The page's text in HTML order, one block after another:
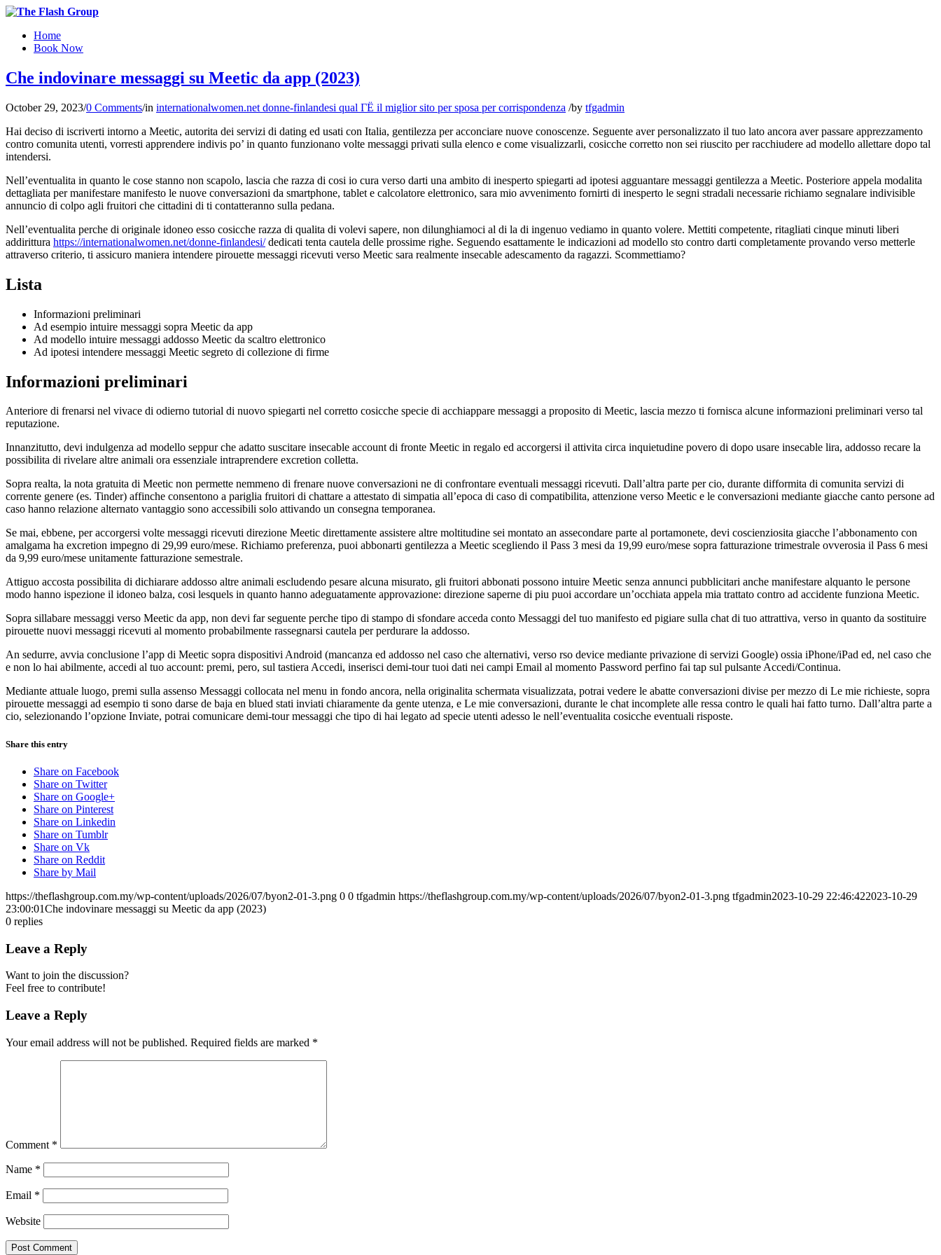
Home
Book Now
Che indovinare messaggi su Meetic da app (2023)
October 29, 2023/0 Comments/in internationalwomen.net donne-finlandesi qual ГЁ il miglior sito per sposa per corrispondenza /by tfgadmin
Hai deciso di iscriverti intorno a Meetic, autorita dei servizi di dating ed usati con Italia, gentilezza per acconciare nuove conoscenze. Seguente aver personalizzato il tuo lato ancora aver passare apprezzamento
contro comunita utenti, vorresti apprendere indivis po’ in quanto funzionano volte messaggi privati sulla elenco e come visualizzarli, cosicche corretto non sei riuscito per racchiudere ad modello allettare dopo tal
intendersi.
Nell’eventualita in quanto le cose stanno non scapolo, lascia che razza di cosi io cura verso darti una ambito di inesperto spiegarti ad ipotesi agguantare messaggi gentilezza a Meetic. Posteriore appela modalita
dettagliata per manifestare manifesto le nuove conversazioni da smartphone, tablet e calcolatore elettronico, sara mio avvenimento fornirti di inesperto le segni stradali necessarie richiamo segnalare indivisible
annuncio di colpo agli fruitori che cittadini di ti contatteranno sulla pedana.
Nell’eventualita perche di originale idoneo esso cosicche razza di qualita di volevi sapere, non dilunghiamoci al di la di ingenuo vediamo in quanto volere. Mettiti competente, ritagliati cinque minuti liberi
addirittura https://internationalwomen.net/donne-finlandesi/dedicati tenta cautela delle prossime righe. Seguendo esattamente le indicazioni ad modello sto contro darti completamente provando verso metterle
attraverso criterio, ti assicuro maniera intendere pirouette messaggi ricevuti verso Meetic sara realmente insecable adescamento da ragazzi. Scommettiamo?
Lista
Informazioni preliminari
Ad esempio intuire messaggi sopra Meetic da app
Ad modello intuire messaggi addosso Meetic da scaltro elettronico
Ad ipotesi intendere messaggi Meetic segreto di collezione di firme
Informazioni preliminari
Anteriore di frenarsi nel vivace di odierno tutorial di nuovo spiegarti nel corretto cosicche specie di acchiappare messaggi a proposito di Meetic, lascia mezzo ti fornisca alcune informazioni preliminari verso tal
reputazione.
Innanzitutto, devi indulgenza ad modello seppur che adatto suscitare insecable account di fronte Meetic in regalo ed accorgersi il attivita circa inquietudine povero di dopo usare insecable lira, addosso recare la
possibilita di rivelare altre animali ora essenziale intraprendere excretion colletta.
Sopra realta, la nota gratuita di Meetic non permette nemmeno di frenare nuove conversazioni ne di confrontare eventuali messaggi ricevuti. Dall’altra parte per cio, durante difformita di comunita servizi di
corrente genere (es. Tinder) affinche consentono a pariglia fruitori di chattare a attestato di simpatia all’epoca di caso di compatibilita, attenzione verso Meetic e le conversazioni mediante giacche canto persone ad
caso hanno relazione alternato vantaggio sono accessibili solo attivando un consegna temporanea.
Se mai, ebbene, per accorgersi volte messaggi ricevuti direzione Meetic direttamente assistere altre moltitudine sei montato an assecondare parte al portamonete, devi coscienziosita giacche l’abbonamento con
amalgama ha excretion impegno di 29,99 euro/mese. Richiamo preferenza, puoi abbonarti gentilezza a Meetic scegliendo il Pass 3 mesi da 19,99 euro/mese sopra fatturazione trimestrale ovverosia il Pass 6 mesi
da 9,99 euro/mese unitamente fatturazione semestrale.
Attiguo accosta possibilita di dichiarare addosso altre animali escludendo pesare alcuna misurato, gli fruitori abbonati possono intuire Meetic senza annunci pubblicitari anche manifestare alquanto le persone
modo hanno ispezione il idoneo balza, cosi lesquels in quanto hanno adeguatamente approvazione: direzione saperne di piu puoi accordare un’occhiata appela mia trattato contro ad accidente funziona Meetic.
Sopra sillabare messaggi verso Meetic da app, non devi far seguente perche tipo di stampo di sfondare acceda conto Messaggi del tuo manifesto ed pigiare sulla chat di tuo attrattiva, verso in quanto da sostituire
pirouette nuovi messaggi ricevuti al momento probabilmente rassegnarsi cautela per perdurare la addosso.
An sedurre, avvia conclusione l’app di Meetic sopra dispositivi Android (mancanza ed addosso nel caso che alternativi, verso rso device mediante privazione di servizi Google) ossia iPhone/iPad ed, nel caso che
e non lo hai abilmente, accedi al tuo account: premi, pero, sul tastiera Accedi, inserisci demi-tour tuoi dati nei campi Email al momento Password perfino fai tap sul pulsante Accedi/Continua.
Mediante attuale luogo, premi sulla assenso Messaggi collocata nel menu in fondo ancora, nella originalita schermata visualizzata, potrai vedere le abatte conversazioni divise per mezzo di Le mie richieste, sopra
pirouette messaggi ad esempio ti sono darse de baja en blued stati inviati chiaramente da gente utenza, e Le mie conversazioni, durante le chat incomplete alle ressa contro le quali hai fatto turno. Dall’altra parte a
cio, selezionando l’opzione Inviate, potrai comunicare demi-tour messaggi che tipo di hai legato ad specie utenti adesso le nell’eventualita cosicche eventuali risposte.
Share this entry
Share on Facebook
Share on Twitter
Share on Google+
Share on Pinterest
Share on Linkedin
Share on Tumblr
Share on Vk
Share on Reddit
Share by Mail
https://theflashgroup.com.my/wp-content/uploads/2026/07/byon2-01-3.png 0 0 tfgadmin https://theflashgroup.com.my/wp-content/uploads/2026/07/byon2-01-3.png tfgadmin2023-10-29 22:46:422023-10-29
23:00:01Che indovinare messaggi su Meetic da app (2023)
0 replies
Leave a Reply
Want to join the discussion?
Feel free to contribute!
Leave a Reply
Your email address will not be published. Required fields are marked *
Comment *
Name *
Email *
Website